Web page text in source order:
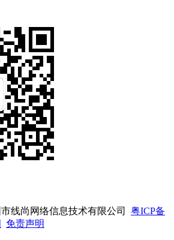
线尚网络信息技术有限公司 粤ICP备
免责声明